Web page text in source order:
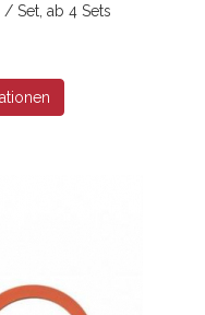
/ Set, ab 4 Sets